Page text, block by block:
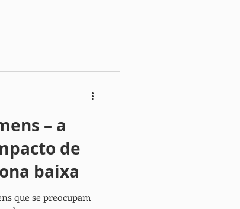
– a
de
baixa
que se preocupam